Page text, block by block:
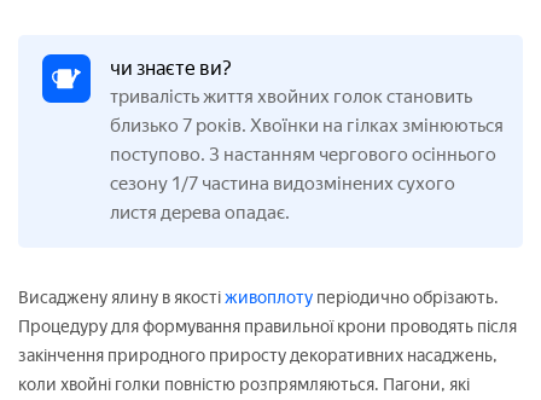
чи знаєте ви?
тривалість життя хвойних голок становить
близько 7 років. Хвоїнки на гілках змінюються
поступово. З настанням чергового осіннього
сезону 1/7 частина видозмінених сухого
листя дерева опадає.
Висаджену ялину в якостіживоплоту періодично обрізають.
Процедуру для формування правильної крони проводять після
закінчення природного приросту декоративних насаджень,
коли хвойні голки повністю розпрямляються. Пагони, які